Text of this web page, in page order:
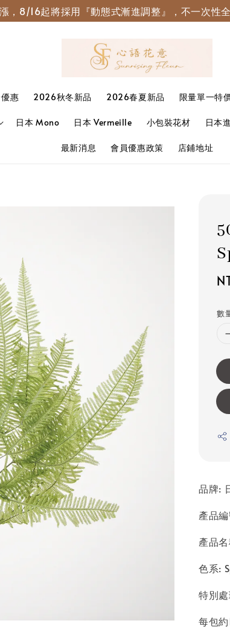
8/16起將採用『動態式漸進調整』，不一次性
惠 2026秋冬新品 2026春夏新品 限量單一特
日本 Mono 日本 Vermeille 小包裝花材 日本
最新消息 會員優惠政策 店鋪地址
數
品牌:
產品
產品
色系:
特別
每包